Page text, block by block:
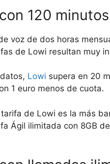
120 minutos
voz de dos horas
de Lowi resultan muy
Lowi supera en 20
1 euro menos de cuota.
de Lowi es la más
Ágil ilimitada con 8GB